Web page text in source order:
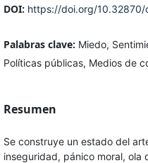
DOI: https://doi.org/
Palabras clave: Miedo,
Políticas públicas, Medios de
Resumen
Se construye un estado del
inseguridad, pánico moral, ola